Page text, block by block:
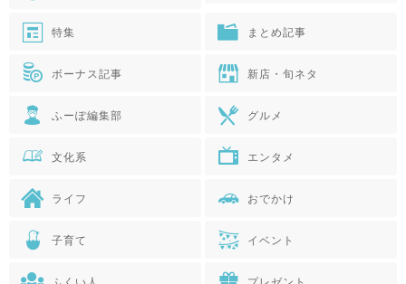
特集 まとめ記事
ボーナス記事 新店・旬ネタ
ふーぽ編集部 グルメ
文化系 エンタメ
ライフ おでかけ
子育て イベント